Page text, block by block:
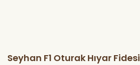
Seyhan F1 Oturak Hıyar Fidesi